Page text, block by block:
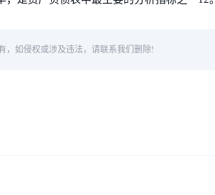
，如侵权或涉及违法，请联系我们删除!